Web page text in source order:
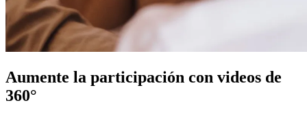
Aumente la participación con videos de
360°